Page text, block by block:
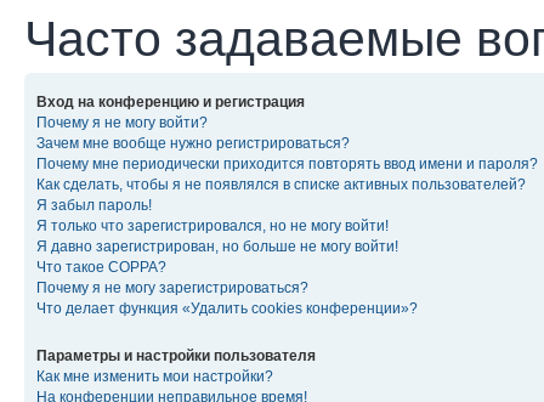
Часто задаваемые
Вход на конференцию и регистрация
Почему я не могу войти?
Зачем мне вообще нужно регистрироваться?
Почему мне периодически приходится повторять ввод имени и пароля?
Как сделать, чтобы я не появлялся в списке активных пользователей?
Я забыл пароль!
Я только что зарегистрировался, но не могу войти!
Я давно зарегистрирован, но больше не могу войти!
Что такое COPPA?
Почему я не могу зарегистрироваться?
Что делает функция «Удалить cookies конференции»?
Параметры и настройки пользователя
Как мне изменить мои настройки?
На конференции неправильное время!